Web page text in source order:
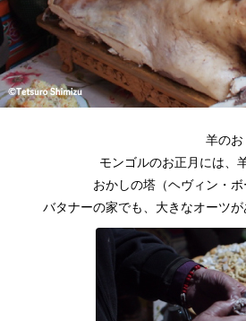
羊の
モンゴルのお正月には、
おかしの塔（ヘヴィン・
バタナーの家でも、大きなオーツ